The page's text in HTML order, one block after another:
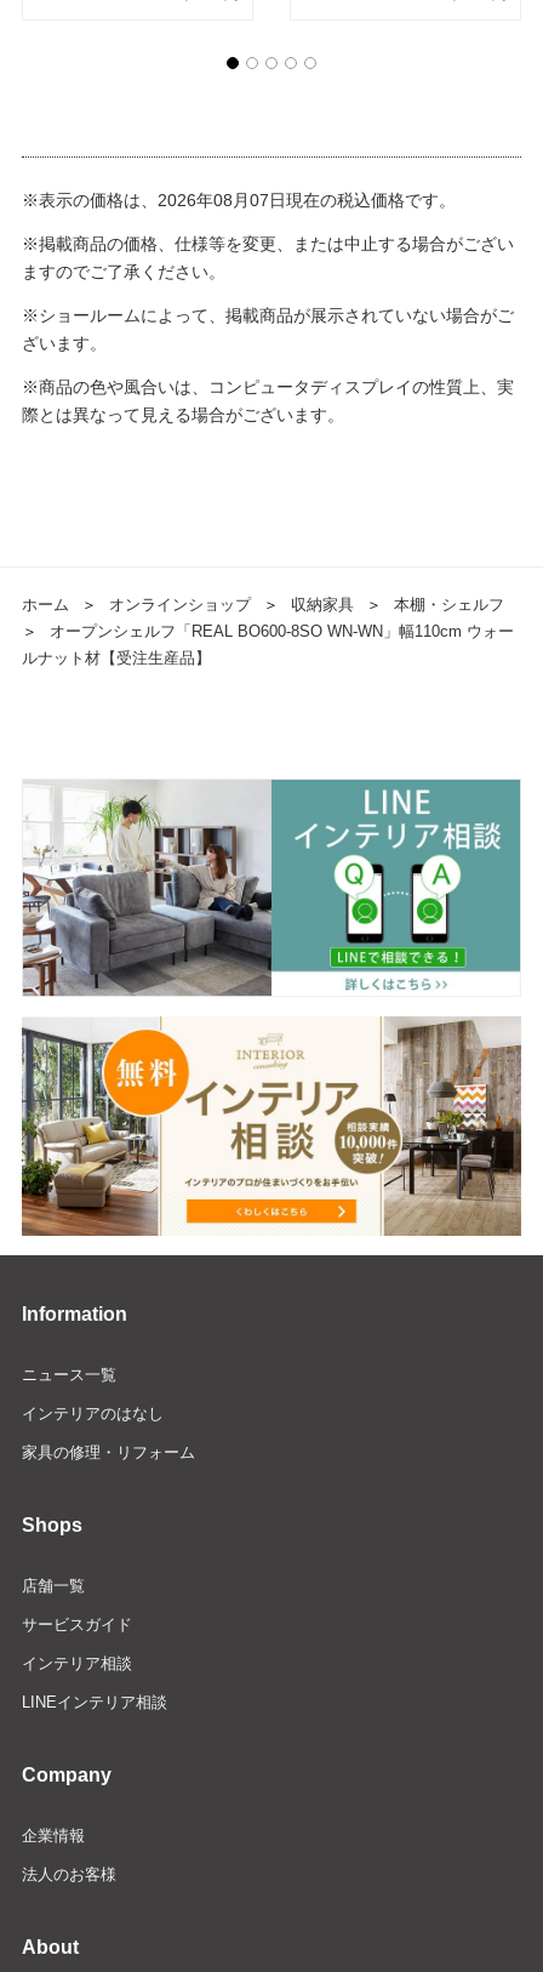
※表示の価格は、2026年08月07日現在の税込価格です。
※掲載商品の価格、仕様等を変更、または中止する場合がござい
ますのでご了承ください。
※ショールームによって、掲載商品が展示されていない場合がご
ざいます。
※商品の色や風合いは、コンピュータディスプレイの性質上、実
際とは異なって見える場合がございます。
ホーム ＞ オンラインショップ ＞ 収納家具 ＞
本棚・シェルフ
＞
オープンシェルフ「REAL BO600-8SO WN-WN」幅110cm ウォー
ルナット材【受注生産品】
Information
ニュース一覧
インテリアのはなし
家具の修理・リフォーム
Shops
店舗一覧
サービスガイド
インテリア相談
LINEインテリア相談
Company
企業情報
法人のお客様
About